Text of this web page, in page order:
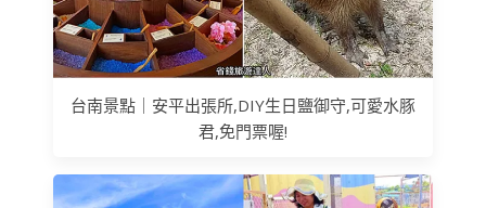
台南景點｜安平出張所,DIY生日鹽御守,可愛水豚
君,免門票喔!